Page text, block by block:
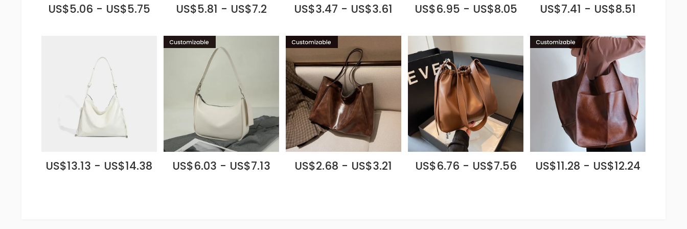
US$5.06 - US$5.75 US$5.81 - US$7.2 US$3.47 - US$3.61 US$6.95 - US$8.05 US$7.41 - US$8.51
US$13.13 - US$14.38 US$6.03 - US$7.13 US$2.68 - US$3.21 US$6.76 - US$7.56 US$11.28 - US$12.24